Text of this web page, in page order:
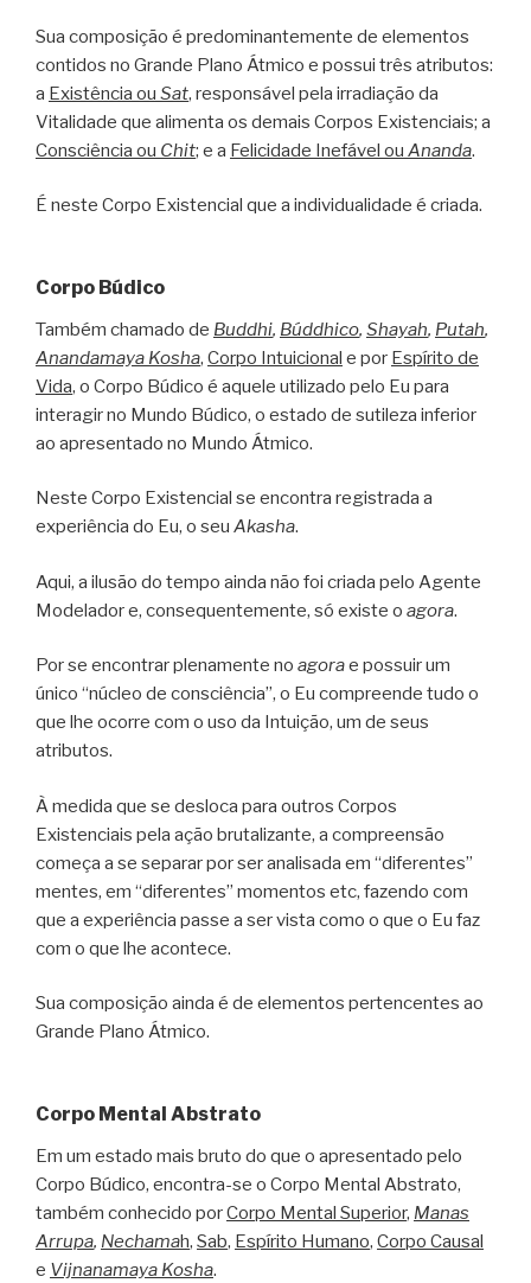
Sua composição é predominantemente de elementos
contidos no Grande Plano Átmico e possui três atributos:
a Existência ou Sat, responsável pela irradiação da
Vitalidade que alimenta os demais Corpos Existenciais; a
Consciência ou Chit; e a Felicidade Inefável ou Ananda.
É neste Corpo Existencial que a individualidade é criada.
Corpo Búdico
Também chamado de Buddhi, Búddhico, Shayah, Putah,
Anandamaya Kosha, Corpo Intuicional e por Espírito de
Vida, o Corpo Búdico é aquele utilizado pelo Eu para
interagir no Mundo Búdico, o estado de sutileza inferior
ao apresentado no Mundo Átmico.
Neste Corpo Existencial se encontra registrada a
experiência do Eu, o seu Akasha.
Aqui, a ilusão do tempo ainda não foi criada pelo Agente
Modelador e, consequentemente, só existe o agora.
Por se encontrar plenamente no agorae possuir um
único “núcleo de consciência”, o Eu compreende tudo o
que lhe ocorre com o uso da Intuição, um de seus
atributos.
À medida que se desloca para outros Corpos
Existenciais pela ação brutalizante, a compreensão
começa a se separar por ser analisada em “diferentes”
mentes, em “diferentes” momentos etc, fazendo com
que a experiência passe a ser vista como o que o Eu faz
com o que lhe acontece.
Sua composição ainda é de elementos pertencentes ao
Grande Plano Átmico.
Corpo Mental Abstrato
Em um estado mais bruto do que o apresentado pelo
Corpo Búdico, encontra-se o Corpo Mental Abstrato,
também conhecido porCorpo Mental Superior, Manas
Arrupa, Nechamah, Sab, Espírito Humano, Corpo Causal
e Vijnanamaya Kosha.